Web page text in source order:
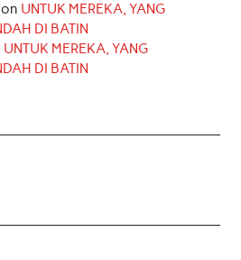
on UNTUK MEREKA, YANG
DI BATIN
UNTUK MEREKA, YANG
DI BATIN